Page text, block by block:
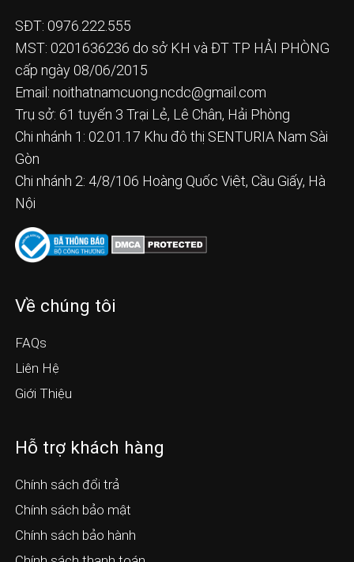
SĐT: 0976.222.555
MST: 0201636236 do sở KH và ĐT TP HẢI PHÒNG
cấp ngày 08/06/2015
Email: noithatnamcuong.ncdc@gmail.com
Trụ sở: 61 tuyến 3 Trại Lẻ, Lê Chân, Hải Phòng
Chi nhánh 1: 02.01.17 Khu đô thị SENTURIA Nam Sài
Gòn
Chi nhánh 2: 4/8/106 Hoàng Quốc Việt, Cầu Giấy, Hà
Nội
Về chúng tôi
FAQs
Liên Hệ
Giới Thiệu
Hỗ trợ khách hàng
Chính sách đổi trả
Chính sách bảo mật
Chính sách bảo hành